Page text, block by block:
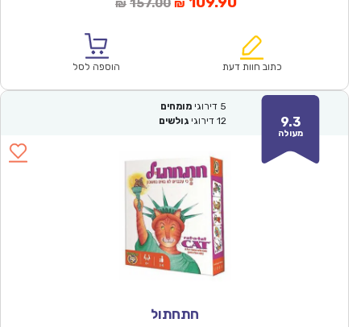
₪ 157.00
₪157.00.
₪
הוא:
כתוב חוות דעת הוספה לסל
9.3
מעולה
5 דירוגי מומחים
12 דירוגי גולשים
חתחתול